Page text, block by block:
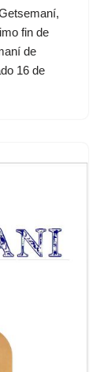
fin de
de
16 de